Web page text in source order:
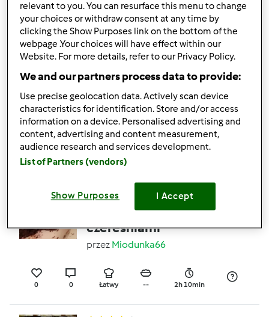
17 24 Łatwy 0 2h 15min
Wariant CIASTO
DROŻDŻOWE Z
KRUSZONKĄ
przezCórcia
2 3 Łatwy
Czekoladowe ciasto z
czereśniami
przez Miodunka66
0 0 Łatwy -- 2h 10min
relevant to you. You can resurface this menu to change
your choices or withdraw consent at any time by
clicking the Show Purposes link on the bottom of the
webpage .Your choices will have effect within our
Website. For more details, refer to our Privacy Policy.
We and our partners process data to provide:
Use precise geolocation data. Actively scan device
characteristics for identification. Store and/or access
information on a device. Personalised advertising and
content, advertising and content measurement,
audience research and services development.
List of Partners (vendors)
Show Purposes I Accept